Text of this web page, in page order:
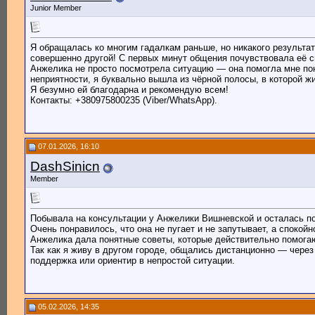
Junior Member
Я обращалась ко многим гадалкам раньше, но никакого
совершенно другой! С первых минут общения почувствовала её
Анжелика не просто посмотрела ситуацию — она помогла мне
неприятности, я буквально вышла из чёрной полосы, в которой
Я безумно ей благодарна и рекомендую всем!
Контакты: +380975800235 (Viber/WhatsApp).
07.01.2026, 16:10
DashSinicn
Member
Побывала на консультации у Анжелики Вишневской и осталась
Очень понравилось, что она не пугает и не запутывает, а
Анжелика дала понятные советы, которые действительно
Так как я живу в другом городе, общались дистанционно —
поддержка или ориентир в непростой ситуации.
05.02.2026, 14:35